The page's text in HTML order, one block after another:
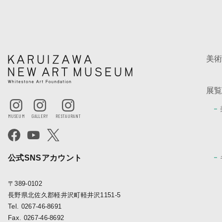
公式SNSアカウント
〒389-0102
長野県北佐久郡軽井沢町軽井沢1151-5
Tel. 0267-46-8691
Fax. 0267-46-8692
美
展